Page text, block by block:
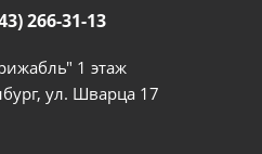
266-31-13
1 этаж
ул. Шварца 17